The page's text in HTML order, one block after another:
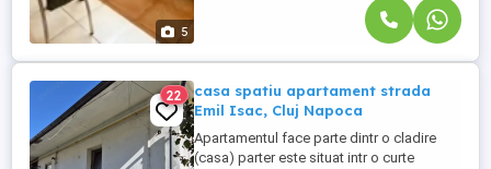
5
22
casa spatiu apartament strada
Emil Isac, Cluj Napoca
Apartamentul face parte dintr o cladire
(casa) parter este situat intr o curte